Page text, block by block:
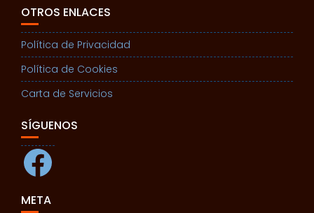
OTROS ENLACES
Política de Privacidad
Política de Cookies
Carta de Servicios
SÍGUENOS
Facebook
META